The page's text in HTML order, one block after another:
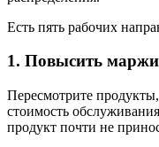
Есть пять рабочих
1. Повысить
Пересмотрите
стоимость
продукт почти не